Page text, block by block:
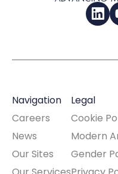
Navigation
Careers
News
Our Sites
Legal
Cookie
Modern
Gender